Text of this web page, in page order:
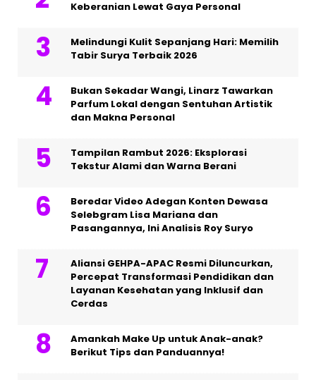
Keberanian Lewat Gaya Personal
Melindungi Kulit Sepanjang Hari: Memilih
Tabir Surya Terbaik 2026
Bukan Sekadar Wangi, Linarz Tawarkan
Parfum Lokal dengan Sentuhan Artistik
dan Makna Personal
Tampilan Rambut 2026: Eksplorasi
Tekstur Alami dan Warna Berani
Beredar Video Adegan Konten Dewasa
Selebgram Lisa Mariana dan
Pasangannya, Ini Analisis Roy Suryo
Aliansi GEHPA-APAC Resmi Diluncurkan,
Percepat Transformasi Pendidikan dan
Layanan Kesehatan yang Inklusif dan
Cerdas
Amankah Make Up untuk Anak-anak?
Berikut Tips dan Panduannya!